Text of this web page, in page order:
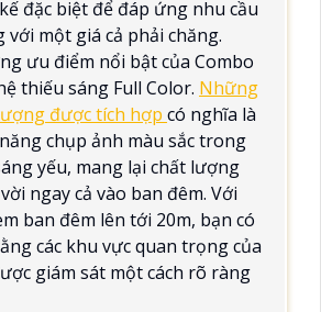
đặc biệt để đáp ứng nhu cầu
một giá cả phải chăng.
ưu điểm nổi bật của Combo
thiếu sáng Full Color. Những
được tích hợp có nghĩa là
chụp ảnh màu sắc trong
yếu, mang lại chất lượng
ngay cả vào ban đêm. Với
ban đêm lên tới 20m, bạn có
các khu vực quan trọng của
giám sát một cách rõ ràng